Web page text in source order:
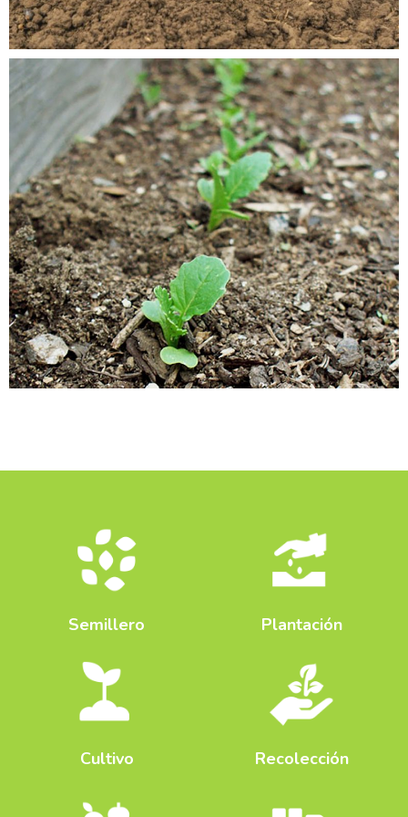
Semillero Plantación
Cultivo Recolección